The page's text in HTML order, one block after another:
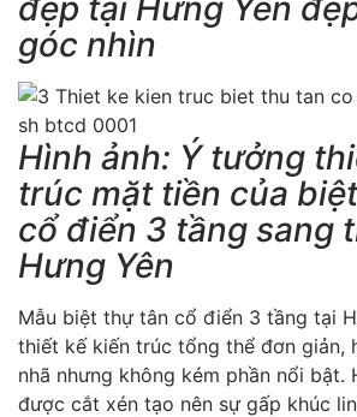
đẹp tại Hưng Yên
góc nhìn
Hình ảnh: Ý tưởng
trúc mặt tiền của
cổ điển 3 tầng sang
Hưng Yên
Mẫu biệt thự tân cổ điển 3 tầng tại
thiết kế kiến trúc tổng thể đơn giản,
nhã nhưng không kém phần nổi bật.
được cắt xén tạo nên sự gấp khúc